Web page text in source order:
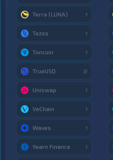
Terra (LUNA) 1
Tezos 1
Toncoin 1
TrueUSD 2
Uniswap 1
VeChain 1
Waves 1
Yearn Finance 1